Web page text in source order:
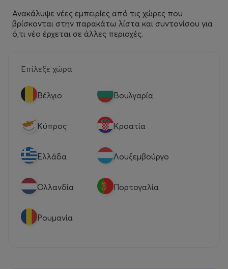
Ανακάλυψε νέες εμπειρίες από τις χώρες που
βρίσκονται στην παρακάτω λίστα και συντονίσου για
ό,τι νέο έρχεται σε άλλες περιοχές.
Επίλεξε χώρα
Βέλγιο Βουλγαρία
Κύπρος Κροατία
Eλλάδα Λουξεμβούργο
Ολλανδία Πορτογαλία
Ρουμανία